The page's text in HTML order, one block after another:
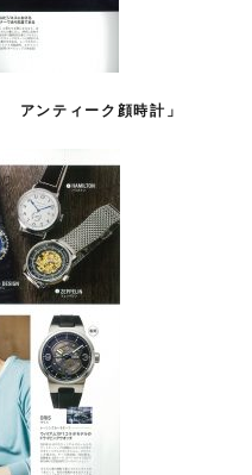
アンティーク顔時計」